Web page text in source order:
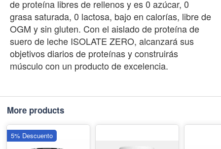
de proteína libres de rellenos y es 0 azúcar, 0
grasa saturada, 0 lactosa, bajo en calorías, libre de
OGM y sin gluten. Con el aislado de proteína de
suero de leche ISOLATE ZERO, alcanzará sus
objetivos diarios de proteínas y construirás
músculo con un producto de excelencia.
More products
5% Descuento